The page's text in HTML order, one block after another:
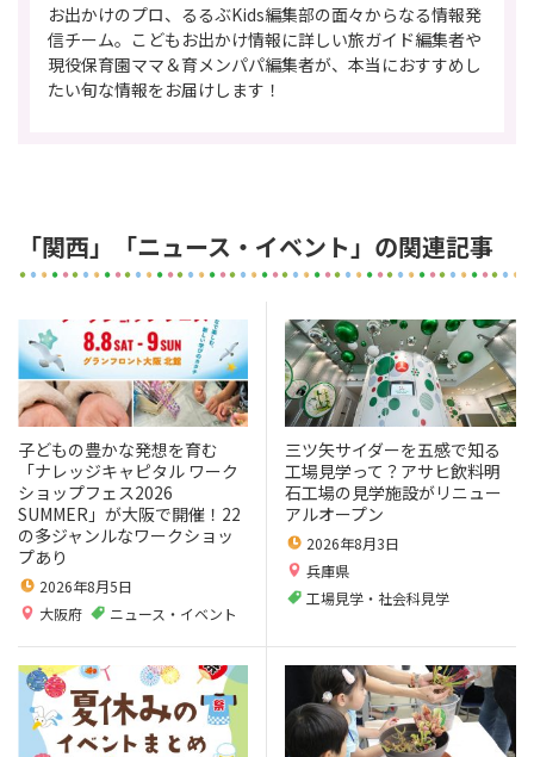
お出かけのプロ、るるぶKids編集部の面々からなる情報発
信チーム。こどもお出かけ情報に詳しい旅ガイド編集者や
現役保育園ママ＆育メンパパ編集者が、本当におすすめし
たい旬な情報をお届けします！
「関西」「ニュース・イベント」の関連記事
子どもの豊かな発想を育む
「ナレッジキャピタル ワーク
ショップフェス2026
SUMMER」が大阪で開催！22
の多ジャンルなワークショッ
プあり
2026年8月5日
大阪府
ニュース・イベント
三ツ矢サイダーを五感で知る
工場見学って？アサヒ飲料明
石工場の見学施設がリニュー
アルオープン
2026年8月3日
兵庫県
工場見学・社会科見学